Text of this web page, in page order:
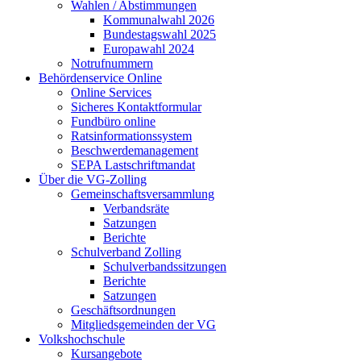
Wahlen / Abstimmungen
Kommunalwahl 2026
Bundestagswahl 2025
Europawahl 2024
Notrufnummern
Behördenservice Online
Online Services
Sicheres Kontaktformular
Fundbüro online
Ratsinformationssystem
Beschwerdemanagement
SEPA Lastschriftmandat
Über die VG-Zolling
Gemeinschaftsversammlung
Verbandsräte
Satzungen
Berichte
Schulverband Zolling
Schulverbandssitzungen
Berichte
Satzungen
Geschäftsordnungen
Mitgliedsgemeinden der VG
Volkshochschule
Kursangebote